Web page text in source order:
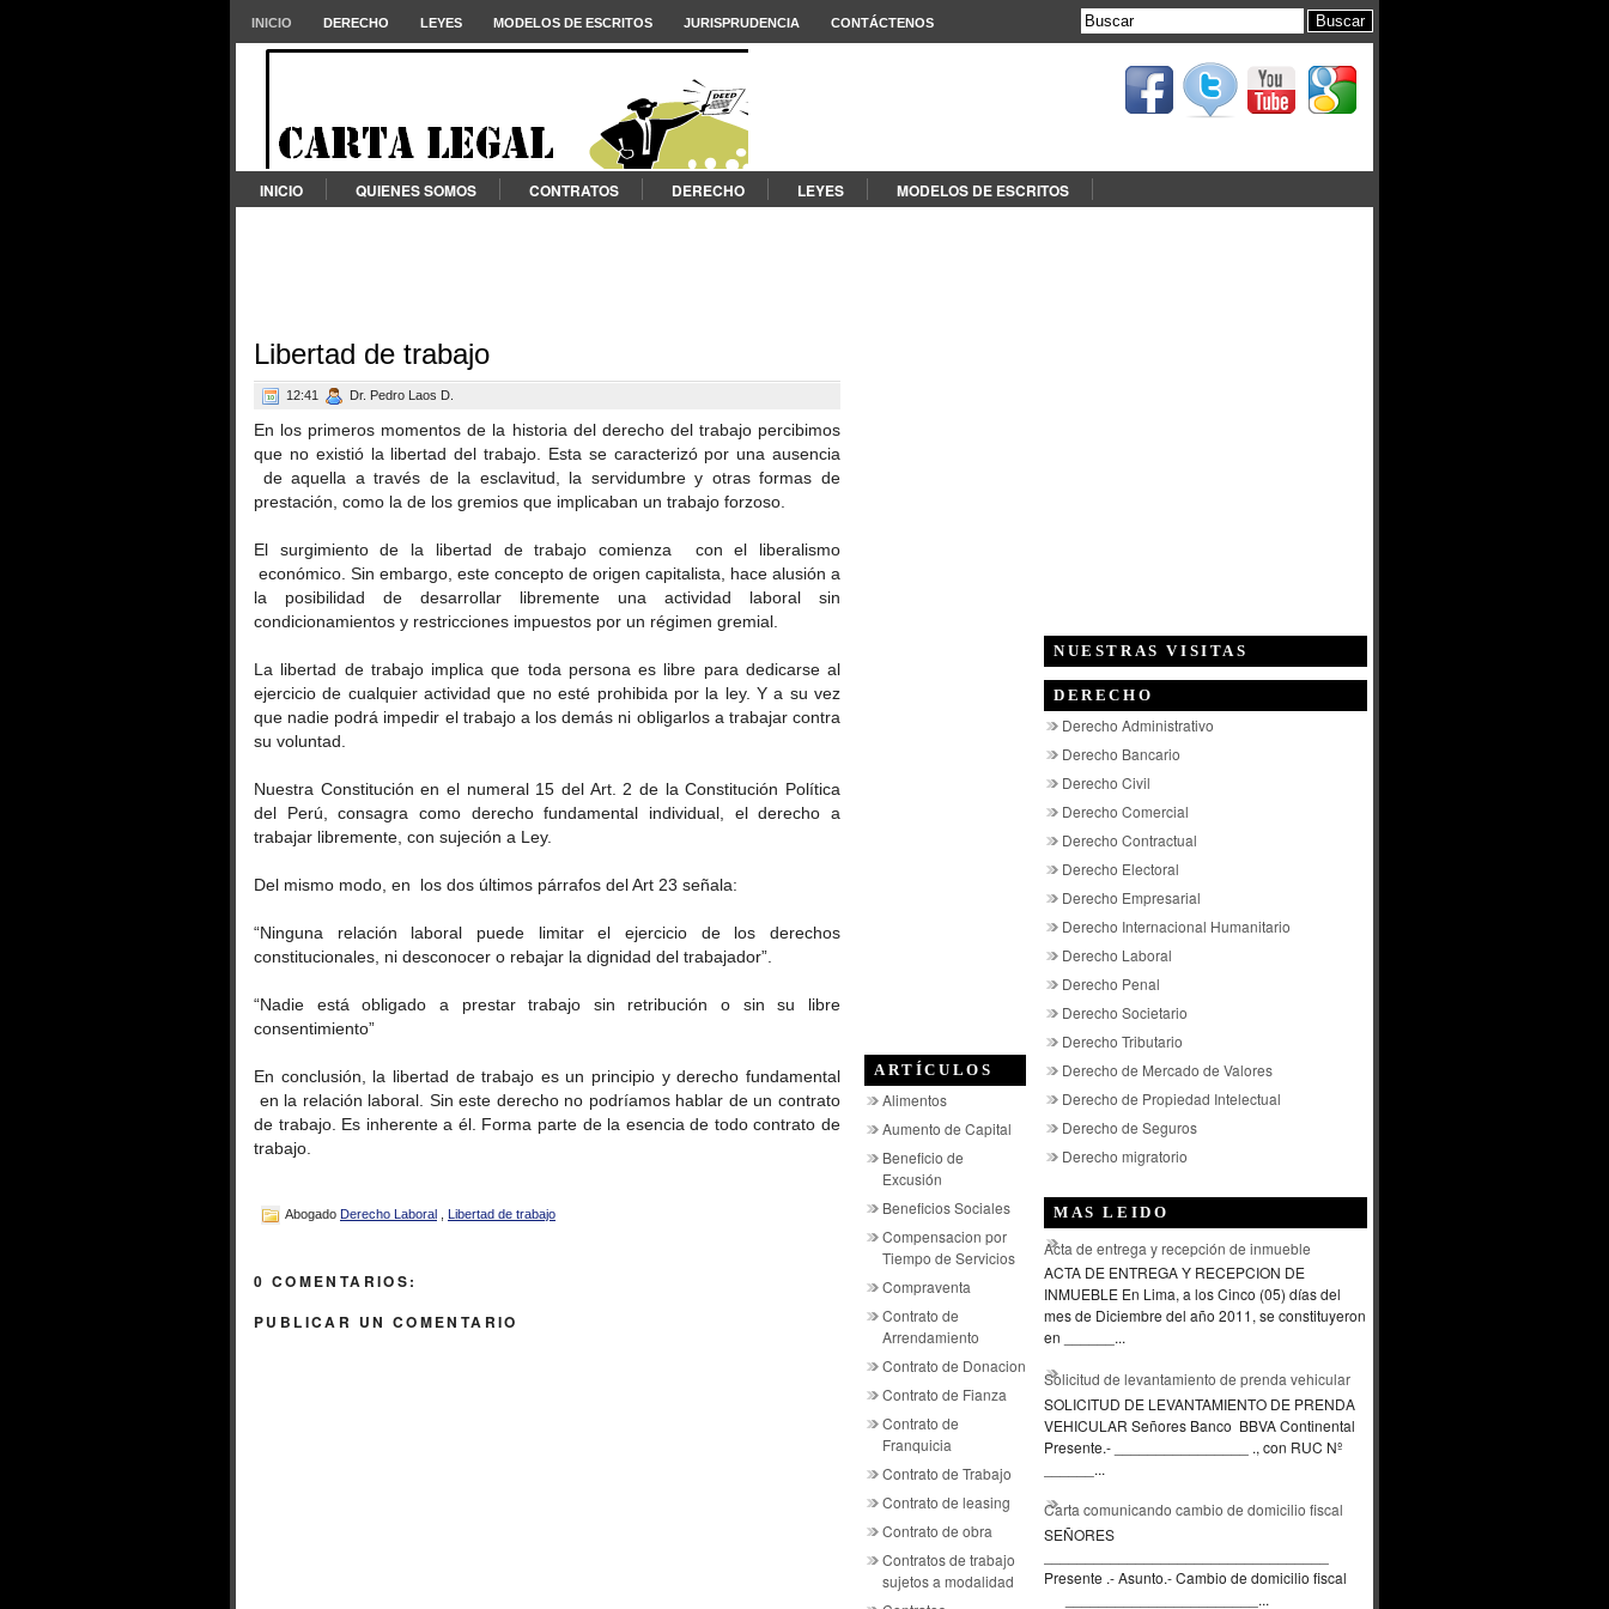
INICIO DERECHO LEYES MODELOS DE ESCRITOS JURISPRUDENCIA CONTÁCTENOS
INICIO QUIENES SOMOS CONTRATOS DERECHO LEYES MODELOS DE ESCRITOS
Libertad de trabajo
12:41 Dr. Pedro Laos D.
En los primeros momentos de la historia del derecho del trabajo percibimos
que no existió la libertad del trabajo. Esta se caracterizó por una ausencia
de aquella a través de la esclavitud, la servidumbre y otras formas de
prestación, como la de los gremios que implicaban un trabajo forzoso.
El surgimiento de la libertad de trabajo comienza con el liberalismo
económico. Sin embargo, este concepto de origen capitalista, hace alusión a
la posibilidad de desarrollar libremente una actividad laboral sin
condicionamientos y restricciones impuestos por un régimen gremial.
La libertad de trabajo implica que toda persona es libre para dedicarse al
ejercicio de cualquier actividad que no esté prohibida por la ley. Y a su vez
que nadie podrá impedir el trabajo a los demás ni obligarlos a trabajar contra
su voluntad.
Nuestra Constitución en el numeral 15 del Art. 2 de la Constitución Política
del Perú, consagra como derecho fundamental individual, el derecho a
trabajar libremente, con sujeción a Ley.
Del mismo modo, en los dos últimos párrafos del Art 23 señala:
“Ninguna relación laboral puede limitar el ejercicio de los derechos
constitucionales, ni desconocer o rebajar la dignidad del trabajador”.
“Nadie está obligado a prestar trabajo sin retribución o sin su libre
consentimiento”
En conclusión, la libertad de trabajo es un principio y derecho fundamental
en la relación laboral. Sin este derecho no podríamos hablar de un contrato
de trabajo. Es inherente a él. Forma parte de la esencia de todo contrato de
trabajo.
Abogado Derecho Laboral Libertad de trabajo
0 COMENTARIOS:
PUBLICAR UN COMENTARIO
ARTÍCULOS
Alimentos
Aumento de Capital
Beneficio de
Excusión
Beneficios Sociales
Compensacion por
Tiempo de Servicios
Compraventa
Contrato de
Arrendamiento
Contrato de Donacion
Contrato de Fianza
Contrato de
Franquicia
Contrato de Trabajo
Contrato de leasing
Contrato de obra
Contratos de trabajo
sujetos a modalidad
NUESTRAS VISITAS
DERECHO
Derecho Administrativo
Derecho Bancario
Derecho Civil
Derecho Comercial
Derecho Contractual
Derecho Electoral
Derecho Empresarial
Derecho Internacional Humanitario
Derecho Laboral
Derecho Penal
Derecho Societario
Derecho Tributario
Derecho de Mercado de Valores
Derecho de Propiedad Intelectual
Derecho de Seguros
Derecho migratorio
MAS LEIDO
Acta de entrega y recepción de inmueble
ACTA DE ENTREGA Y RECEPCION DE
INMUEBLE En Lima, a los Cinco (05) días del
mes de Diciembre del año 2011, se constituyeron
en ______...
Solicitud de levantamiento de prenda vehicular
SOLICITUD DE LEVANTAMIENTO DE PRENDA
VEHICULAR Señores Banco BBVA Continental
Presente.- ________________ ., con RUC Nº
______...
Carta comunicando cambio de domicilio fiscal
SEÑORES
Presente .- Asunto.- Cambio de domicilio fiscal
_______________________...